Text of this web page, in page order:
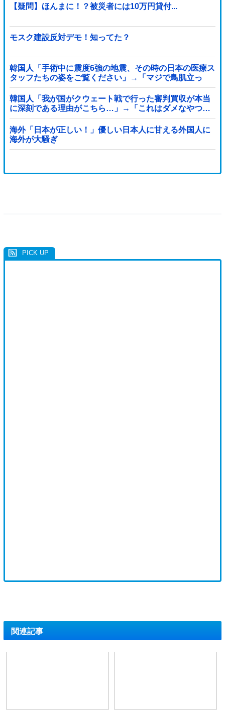
【疑問】ほんまに！？被災者には10万円貸付...
モスク建設反対デモ！知ってた？
韓国人「手術中に震度6強の地震、その時の日本の医療ス
タッフたちの姿をご覧ください」→「マジで鳥肌立っ
た」「こういう姿は韓国も見習わないと」「あんな状況
なら日本だけではなく韓国の医療関係者も同じように行
動したはずだ」【熊本地震】
韓国人「我が国がクウェート戦で行った審判買収が本当
に深刻である理由がこちら…」→「これはダメなやつ…
（ブルブル」＝韓国の反応
海外「日本が正しい！」優しい日本人に甘える外国人に
海外が大騒ぎ
関連記事